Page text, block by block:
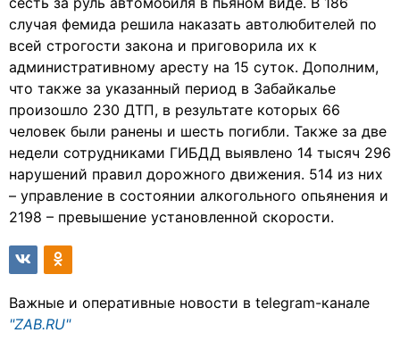
случая фемида решила наказать автолюбителей по
всей строгости закона и приговорила их к
административному аресту на 15 суток. Дополним,
что также за указанный период в Забайкалье
произошло 230 ДТП, в результате которых 66
человек были ранены и шесть погибли. Также за две
недели сотрудниками ГИБДД выявлено 14 тысяч 296
нарушений правил дорожного движения. 514 из них
– управление в состоянии алкогольного опьянения и
2198 – превышение установленной скорости.
Важные и оперативные новости в telegram-канале
"ZAB.RU"